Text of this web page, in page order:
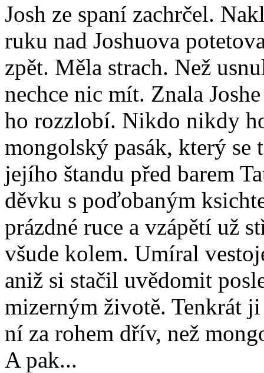
Josh ze spaní zachrčel.
ruku nad Joshuova
zpět. Měla strach. Než
nechce nic mít. Znala
ho rozzlobí. Nikdo nikdy
mongolský pasák, který
jejího štandu před barem
děvku s poďobaným
prázdné ruce a vzápětí už
všude kolem. Umíral
aniž si stačil uvědomit
mizerným životě. Tenkrát
ní za rohem dřív, než
A pak...